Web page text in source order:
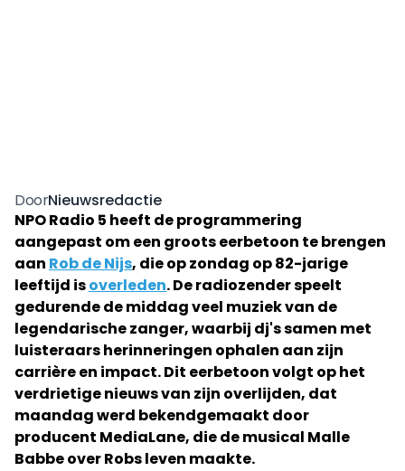
DoorNieuwsredactie
NPO Radio 5 heeft de programmering
aangepast om een groots eerbetoon te brengen
aan Rob de Nijs, die op zondag op 82-jarige
leeftijd isoverleden. De radiozender speelt
gedurende de middag veel muziek van de
legendarische zanger, waarbij dj's samen met
luisteraars herinneringen ophalen aan zijn
carrière en impact. Dit eerbetoon volgt op het
verdrietige nieuws van zijn overlijden, dat
maandag werd bekendgemaakt door
producent MediaLane, die de musical Malle
Babbe over Robs leven maakte.